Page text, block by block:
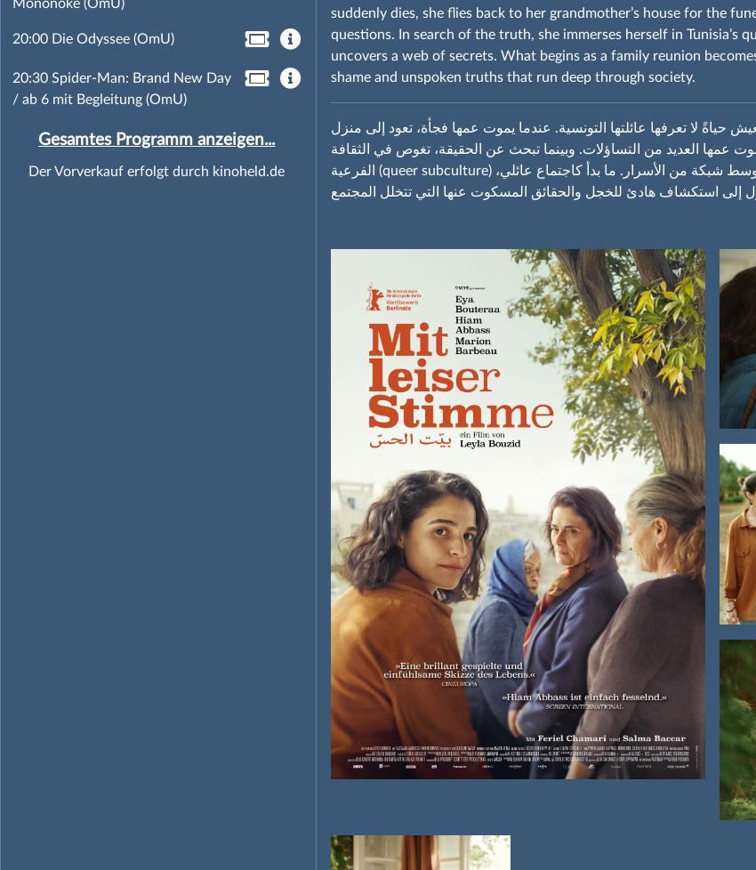
suddenly dies, she flies back to her grandmother’s house for the
questions. In search of the truth, she immerses herself in Tunisia’s
uncovers a web of secrets. What begins as a family reunion
shame and unspoken truths that run deep through society.
حياةً لا تعرفها عائلتها التونسية. عندما يموت عمها فجأة، تعود إلى منزل
عمها العديد من التساؤلات. وبينما تبحث عن الحقيقة، تغوص في الثقافة
الفرعية (queer subculture) في تونس وتجد نفسها وسط شبكة من الأسرار. ما بدأ كاجتماع عائلي،
Mononoke (OmU)
20:00 Die Odyssee (OmU)
20:30 Spider-Man: Brand New Day
/ ab 6 mit Begleitung (OmU)
Gesamtes Programm anzeigen...
Der Vorverkauf erfolgt durch kinoheld.de